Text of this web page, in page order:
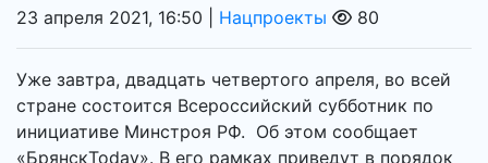
23 апреля 2021, 16:50 | Нацпроекты 80
Уже завтра, двадцать четвертого апреля, во всей
стране состоится Всероссийский субботник по
инициативе Минстроя РФ. Об этом сообщает
«БрянскToday». В его рамках приведут в порядок